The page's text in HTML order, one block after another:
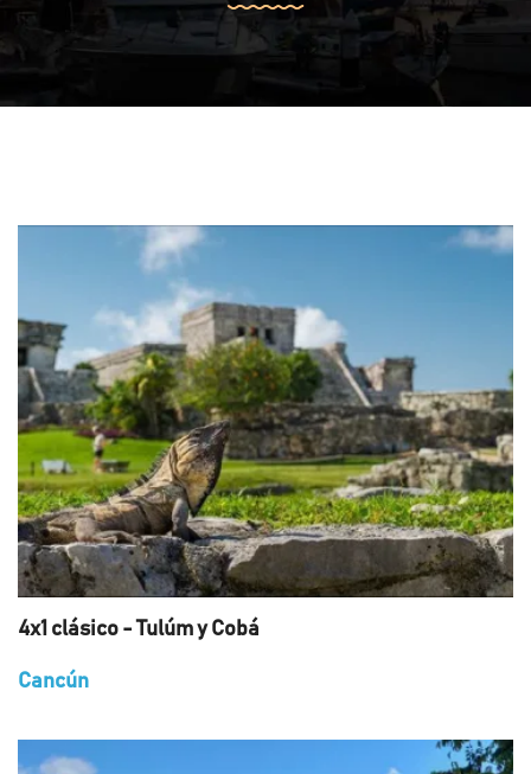
4x1 clásico - Tulúm y Cobá
Cancún